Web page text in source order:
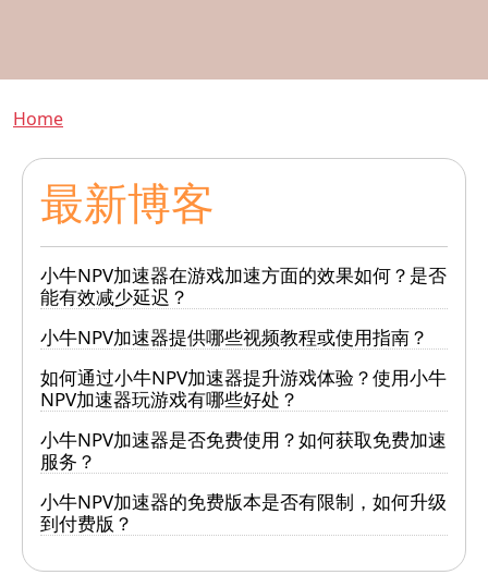
Breadcrumb
Home
最新博客
小牛NPV加速器在游戏加速方面的效果如何？是否
能有效减少延迟？
小牛NPV加速器提供哪些视频教程或使用指南？
如何通过小牛NPV加速器提升游戏体验？使用小牛
NPV加速器玩游戏有哪些好处？
小牛NPV加速器是否免费使用？如何获取免费加速
服务？
小牛NPV加速器的免费版本是否有限制，如何升级
到付费版？